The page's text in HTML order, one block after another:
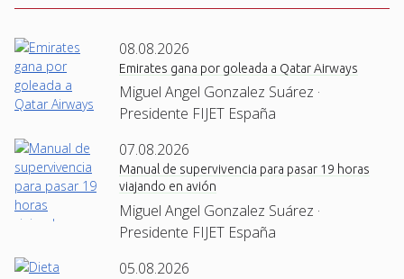
08.08.2026
Emirates gana por goleada a Qatar Airways
Miguel Angel Gonzalez Suárez ·
Presidente FIJET España
07.08.2026
Manual de supervivencia para pasar 19 horas
viajando en avión
Miguel Angel Gonzalez Suárez ·
Presidente FIJET España
05.08.2026